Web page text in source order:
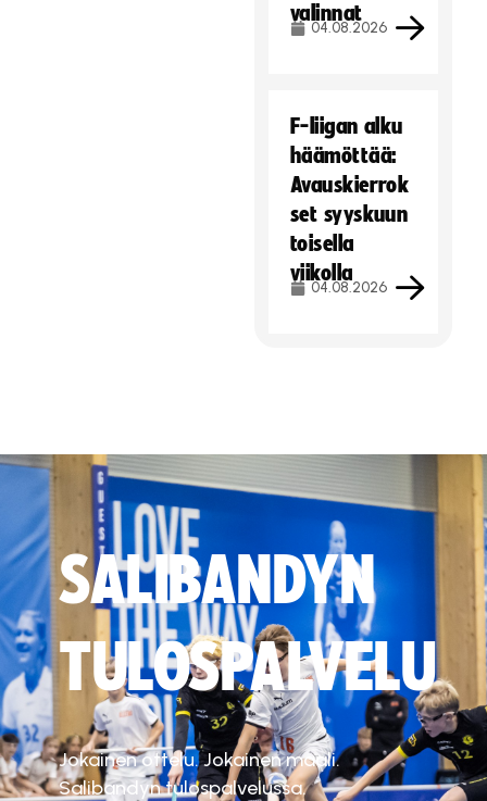
valinnat
04.08.2026
F-liigan alku
häämöttää:
Avauskierrok
set syyskuun
toisella
viikolla
04.08.2026
SALIBANDYN
TULOSPALVELU
Jokainen ottelu. Jokainen maali.
Salibandyn tulospalvelussa.